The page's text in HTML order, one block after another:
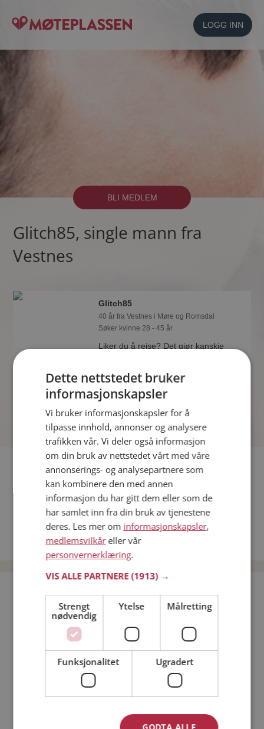
LOGG INN
BLI MEDLEM
Glitch85, single mann fra
Vestnes
Glitch85
40 år fra Vestnes i Møre og Romsdal
Søker kvinne 28 - 45 år
Liker du å reise? Det gjør kanskje
spennende fakta.
Fler single
Flere singlemenn fra Vestnes:Thomas08,Biffen ,vetle18
Kvinner fra Vestnes
Date kvinner i Norge
Date menn i Norge
Bli medlem gratis!
Jeg er en: Mann Kvinne
Min alder:
Dette nettstedet bruker
informasjonskapsler
Vi bruker informasjonskapsler for å
tilpasse innhold, annonser og analysere
trafikken vår. Vi deler også informasjon
om din bruk av nettstedet vårt med våre
annonserings- og analysepartnere som
kan kombinere den med annen
informasjon du har gitt dem eller som de
har samlet inn fra din bruk av tjenestene
deres. Les mer om informasjonskapsler,
medlemsvilkåreller vår
personvernerklæring.
VIS ALLE PARTNERE(1913) →
Strengt
nødvendig
Ytelse Målretting
Funksjonalitet Ugradert
GODTA ALLE